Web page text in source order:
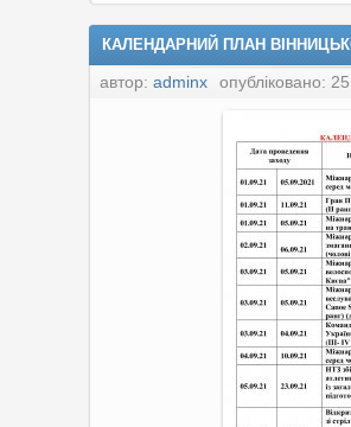
КАЛЕНДАРНИЙ ПЛАН
автор: adminx опубліковано: